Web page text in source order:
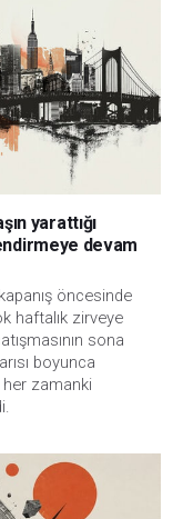
yarattığı
devam
öncesinde
haftalık zirveye
sona
boyunca
zamanki